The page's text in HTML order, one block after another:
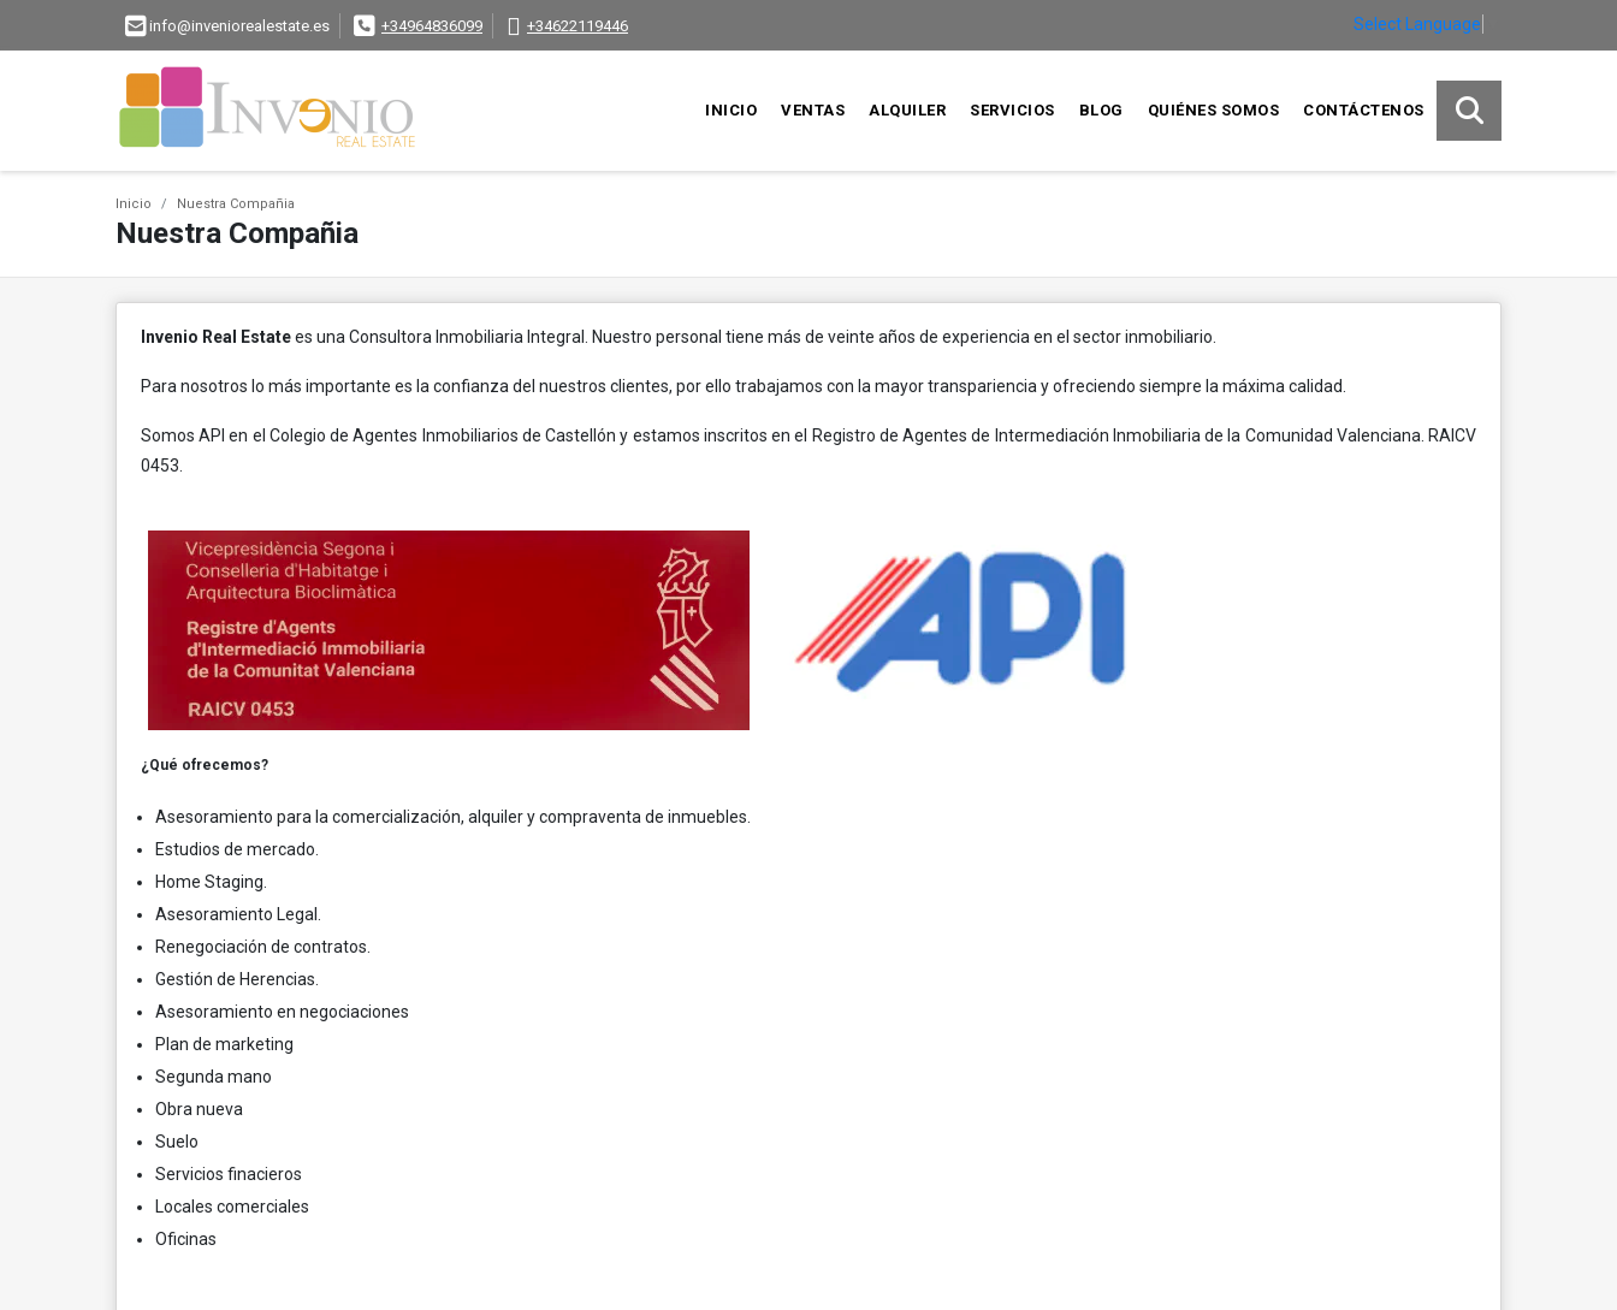
info@inveniorealestate.es +34964836099 +34622119446 Select Language
INICIO VENTAS ALQUILER SERVICIOS BLOG QUIÉNES SOMOS CONTÁCTENOS
Inicio Nuestra Compañia
Nuestra Compañia
Invenio Real Estatees una Consultora Inmobiliaria Integral. Nuestro personal tiene más de veinte años de experiencia en el sector inmobiliario.
Para nosotros lo más importante es la confianza del nuestros clientes, por ello trabajamos con la mayor transpariencia y ofreciendo siempre la máxima calidad.
Somos API en el Colegio de Agentes Inmobiliarios de Castellón y estamos inscritos en el Registro de Agentes de Intermediación Inmobiliaria de la Comunidad Valenciana. RAICV
0453.
¿Qué ofrecemos?
Asesoramiento para la comercialización, alquiler y compraventa de inmuebles.
Estudios de mercado.
Home Staging.
Asesoramiento Legal.
Renegociación de contratos.
Gestión de Herencias.
Asesoramiento en negociaciones
Plan de marketing
Segunda mano
Obra nueva
Suelo
Servicios finacieros
Locales comerciales
Oficinas